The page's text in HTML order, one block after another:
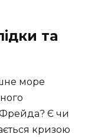
та
море
Фрейда? Є чи
кризою